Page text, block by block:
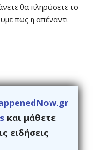
θα πληρώσετε το
πως η απέναντι
και μάθετε
ειδήσεις